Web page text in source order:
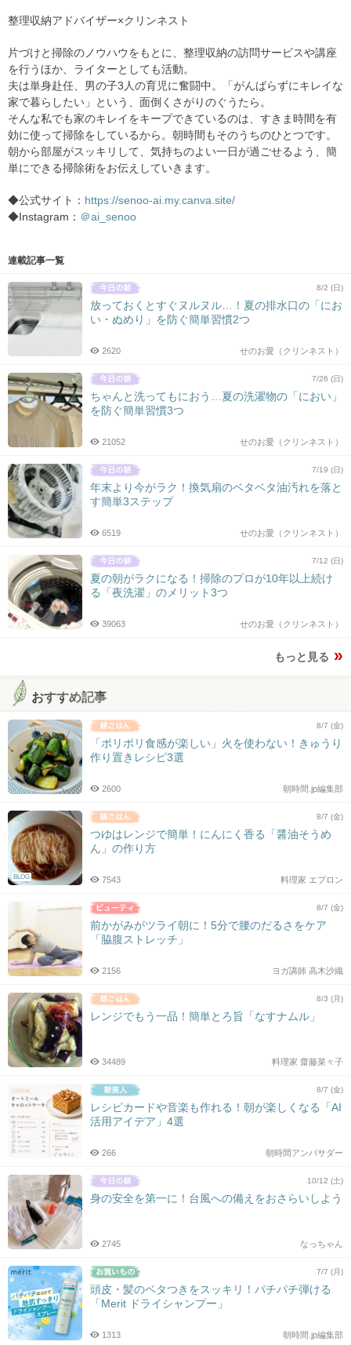
整理収納アドバイザー×クリンネスト
片づけと掃除のノウハウをもとに、整理収納の訪問サービスや講座
を行うほか、ライターとしても活動。
夫は単身赴任、男の子3人の育児に奮闘中。「がんばらずにキレイな
家で暮らしたい」という、面倒くさがりのぐうたら。
そんな私でも家のキレイをキープできているのは、すきま時間を有
効に使って掃除をしているから。朝時間もそのうちのひとつです。
朝から部屋がスッキリして、気持ちのよい一日が過ごせるよう、簡
単にできる掃除術をお伝えしていきます。
◆公式サイト： https://senoo-ai.my.canva.site/
◆Instagram： ＠ai_senoo
連載記事一覧
8/2 (日)
放っておくとすぐヌルヌル…！夏の排水口の「にお
い・ぬめり」を防ぐ簡単習慣2つ
せのお愛（クリンネスト）
2620
7/26 (日)
ちゃんと洗ってもにおう…夏の洗濯物の「におい」
を防ぐ簡単習慣3つ
せのお愛（クリンネスト）
21052
7/19 (日)
年末より今がラク！換気扇のベタベタ油汚れを落と
す簡単3ステップ
せのお愛（クリンネスト）
6519
7/12 (日)
夏の朝がラクになる！掃除のプロが10年以上続け
る「夜洗濯」のメリット3つ
せのお愛（クリンネスト）
39063
もっと見る
おすすめ記事
8/7 (金)
「ポリポリ食感が楽しい」火を使わない！きゅうり
作り置きレシピ3選
朝時間.jp編集部
2600
BLOG
8/7 (金)
つゆはレンジで簡単！にんにく香る「醤油そうめ
ん」の作り方
料理家 エプロン
7543
8/7 (金)
前かがみがツライ朝に！5分で腰のだるさをケア
「脇腹ストレッチ」
ヨガ講師 高木沙織
2156
8/3 (月)
レンジでもう一品！簡単とろ旨「なすナムル」
料理家 齋藤菜々子
34489
8/7 (金)
レシピカードや音楽も作れる！朝が楽しくなる「AI
活用アイデア」4選
朝時間アンバサダー
266
10/12 (土)
身の安全を第一に！台風への備えをおさらいしよう
なっちゃん
2745
7/7 (月)
頭皮・髪のベタつきをスッキリ！パチパチ弾ける
「Merit ドライシャンプー」
朝時間.jp編集部
1313